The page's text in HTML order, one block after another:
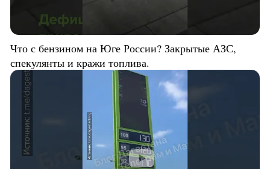
Что с бензином на Юге России? Закрытые АЗС,
спекулянты и кражи топлива.